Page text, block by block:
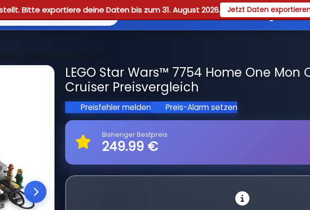
Bitte exportiere deine Daten bis zum 31. August 2026. Jetzt Daten
Reviews Guides
Mon Calamari Star Cruiser
LEGO Star Wars™ 7754 Home One
Cruiser Preisvergleich
Preisfehler melden Preis-Alarm setzen
Bisheriger Bestpreis
249.99 €